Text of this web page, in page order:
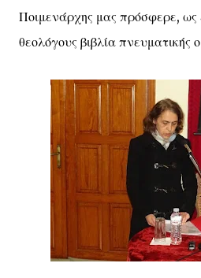
Ποιμενάρχης μας πρόσφερε, ως
θεολόγους βιβλία πνευματικής